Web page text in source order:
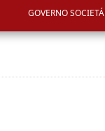
GOVERNO